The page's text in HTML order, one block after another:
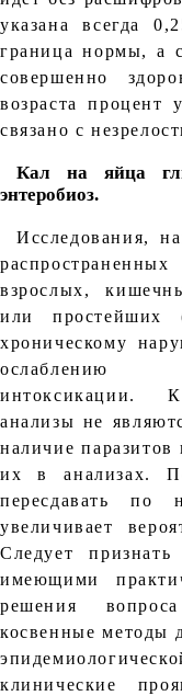
указана всегда
граница нормы, а
совершенно
возраста
связано с
Кал на яйца
энтеробиоз.
Исследования,
взрослых,
или простейших
хроническому
ослаблению
интоксикации.
анализы не
наличие
их в анализах.
пересдавать по
увеличивает
Следует
имеющими
решения
косвенные методы
клинические